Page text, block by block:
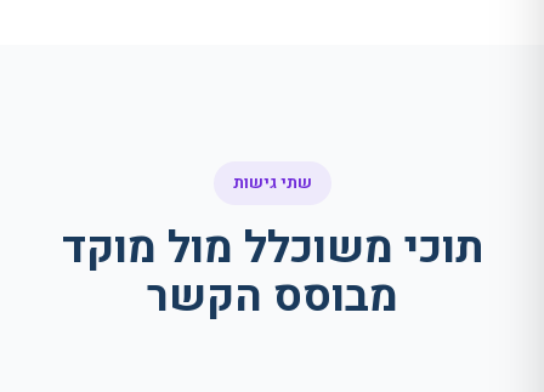
שתי גישות
תוכי משוכלל מול מוקד
מבוסס הקשר